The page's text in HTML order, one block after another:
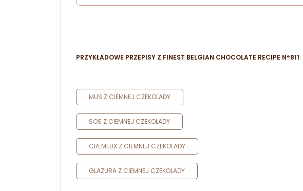
PRZYKŁADOWE PRZEPISY Z FINEST BELGIAN CHOCOLATE RECIPE N°811:
MUS Z CIEMNEJ CZEKOLADY
SOS Z CIEMNEJ CZEKOLADY
CREMEUX Z CIEMNEJ CZEKOLADY
GLAZURA Z CIEMNEJ CZEKOLADY